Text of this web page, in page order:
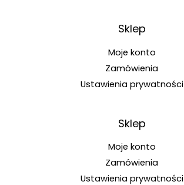
Sklep
Moje konto
Zamówienia
Ustawienia prywatności
Sklep
Moje konto
Zamówienia
Ustawienia prywatności